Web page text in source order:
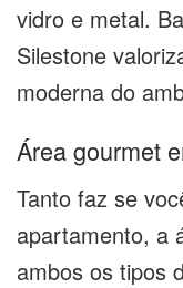
vidro e metal.
Silestone
moderna do
Área gourmet
Tanto faz se
apartamento, a
ambos os tipos